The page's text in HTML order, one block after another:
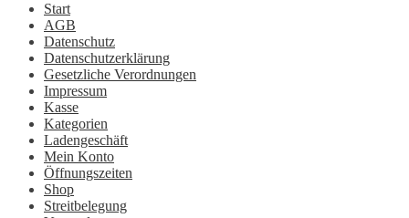
Start
AGB
Datenschutz
Datenschutzerklärung
Gesetzliche Verordnungen
Impressum
Kasse
Kategorien
Ladengeschäft
Mein Konto
Öffnungszeiten
Shop
Streitbelegung